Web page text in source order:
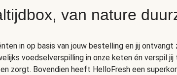
van nature
in op basis van jouw bestelling en jij
voedselverspilling in onze keten én verspil jij
zorgt. Bovendien heeft HelloFresh een